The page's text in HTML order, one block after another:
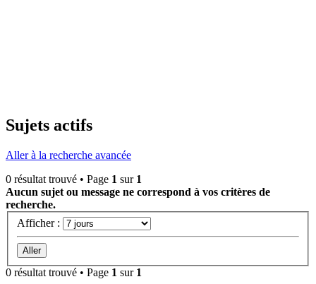
Sujets actifs
Aller à la recherche avancée
0 résultat trouvé • Page 1 sur 1
Aucun sujet ou message ne correspond à vos critères de
recherche.
Afficher :
0 résultat trouvé • Page 1 sur 1